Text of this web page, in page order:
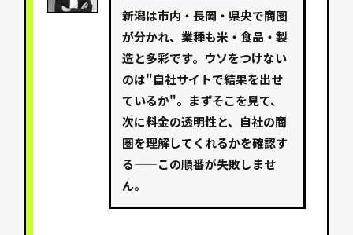
新潟は市内・長岡・県央で商圏
が分かれ、業種も米・食品・製
造と多彩です。ウソをつけない
のは"自社サイトで結果を出せ
ているか"。まずそこを見て、
次に料金の透明性と、自社の商
圏を理解してくれるかを確認す
る——この順番が失敗しませ
ん。